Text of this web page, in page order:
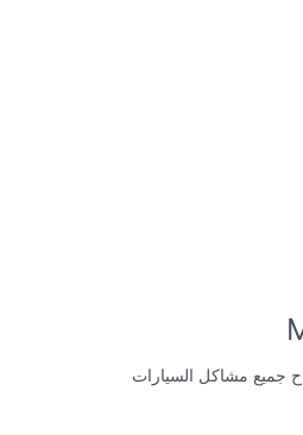
جميع مشاكل السيارات